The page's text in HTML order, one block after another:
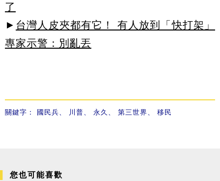
了
► 台灣人皮夾都有它！ 有人放到「快打架」
專家示警：別亂丟
關鍵字： 國民兵 川普 永久 第三世界 移民
您也可能喜歡